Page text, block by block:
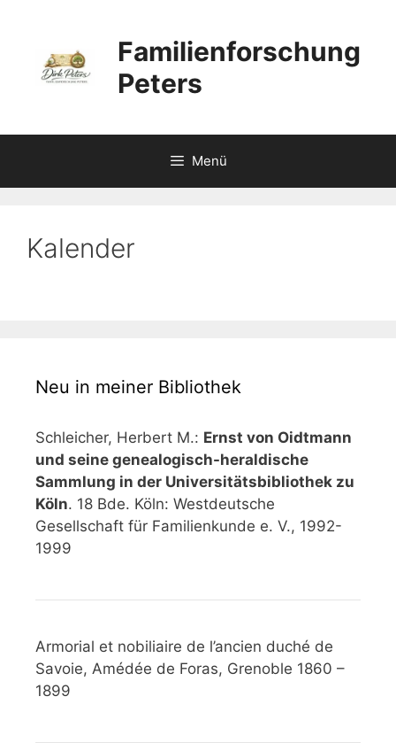
springen
Familienforschung
Peters
Menü
Kalender
Neu in meiner Bibliothek
Schleicher, Herbert M.: Ernst von Oidtmann
und seine genealogisch-heraldische
Sammlung in der Universitätsbibliothek zu
Köln. 18 Bde. Köln: Westdeutsche
Gesellschaft für Familienkunde e. V., 1992-
1999
Armorial et nobiliaire de l’ancien duché de
Savoie, Amédée de Foras, Grenoble 1860 –
1899